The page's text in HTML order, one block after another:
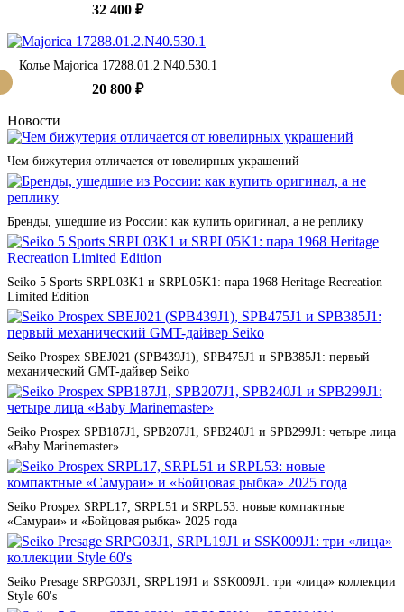
32 400 ₽
Колье Majorica 17288.01.2.N40.530.1
20 800 ₽
Новости
Чем бижутерия отличается от ювелирных украшений
Бренды, ушедшие из России: как купить оригинал, а не реплику
Seiko 5 Sports SRPL03K1 и SRPL05K1: пара 1968 Heritage Recreation
Limited Edition
Seiko Prospex SBEJ021 (SPB439J1), SPB475J1 и SPB385J1: первый
механический GMT-дайвер Seiko
Seiko Prospex SPB187J1, SPB207J1, SPB240J1 и SPB299J1: четыре лица
«Baby Marinemaster»
Seiko Prospex SRPL17, SRPL51 и SRPL53: новые компактные
«Самураи» и «Бойцовая рыбка» 2025 года
Seiko Presage SRPG03J1, SRPL19J1 и SSK009J1: три «лица» коллекции
Style 60's